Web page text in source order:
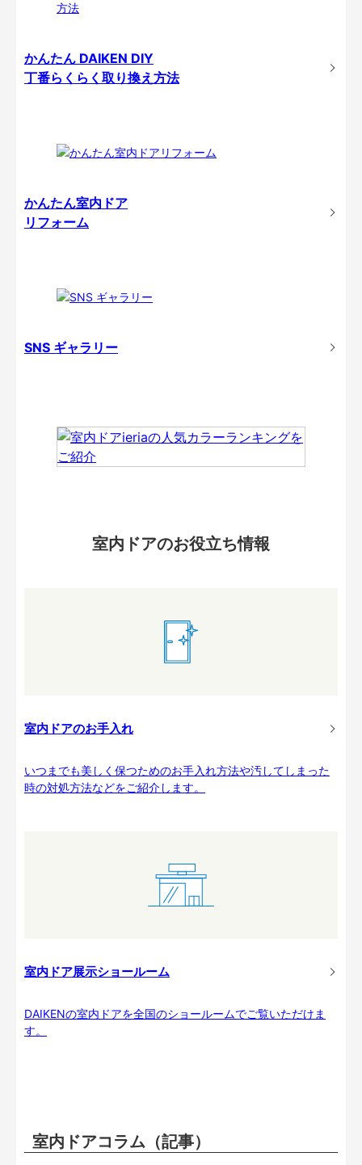
かんたん DAIKEN DIY
丁番らくらく取り換え方法
かんたん室内ドア
リフォーム
SNS ギャラリー
室内ドアのお役立ち情報
室内ドアのお手入れ
いつまでも美しく保つためのお手入れ方法や汚してしまった
時の対処方法などをご紹介します。
室内ドア展示ショールーム
DAIKENの室内ドアを全国のショールームでご覧いただけま
す。
室内ドアコラム（記事）